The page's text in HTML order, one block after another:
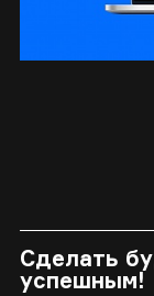
Сделать
успешным!